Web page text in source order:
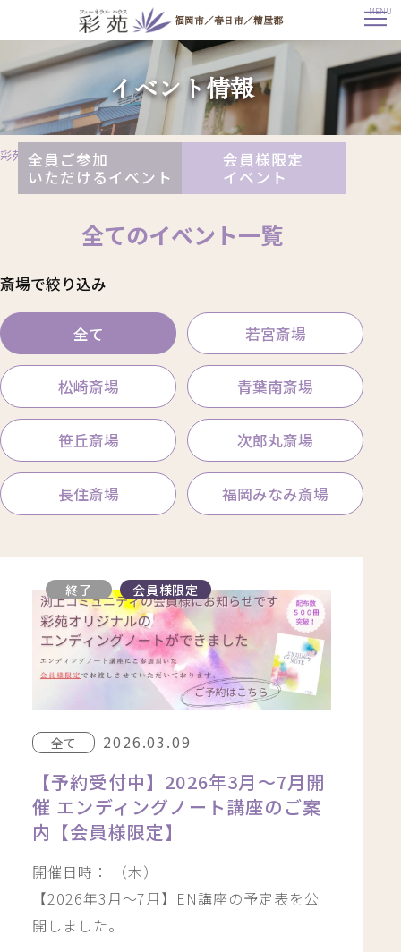
福岡市／春日市／糟屋郡
MENU
ン
ト
（福
市・
春
日
市・
糟
な
ら
軒
家
貸
切
場
の
彩
苑）
イベント情報
彩苑TOP イベント一覧
全員ご参加
いただけるイベント
会員様限定
イベント
全てのイベント一覧
斎場で絞り込み
全て 若宮斎場
松崎斎場 青葉南斎場
笹丘斎場 次郎丸斎場
長住斎場 福岡みなみ斎場
終了 会員様限定
全て 2026.03.09
【予約受付中】2026年3月〜7月開
催 エンディングノート講座のご案
内【会員様限定】
開催日時： （木）
【2026年3月～7月】EN講座の予定表を公
開しました。